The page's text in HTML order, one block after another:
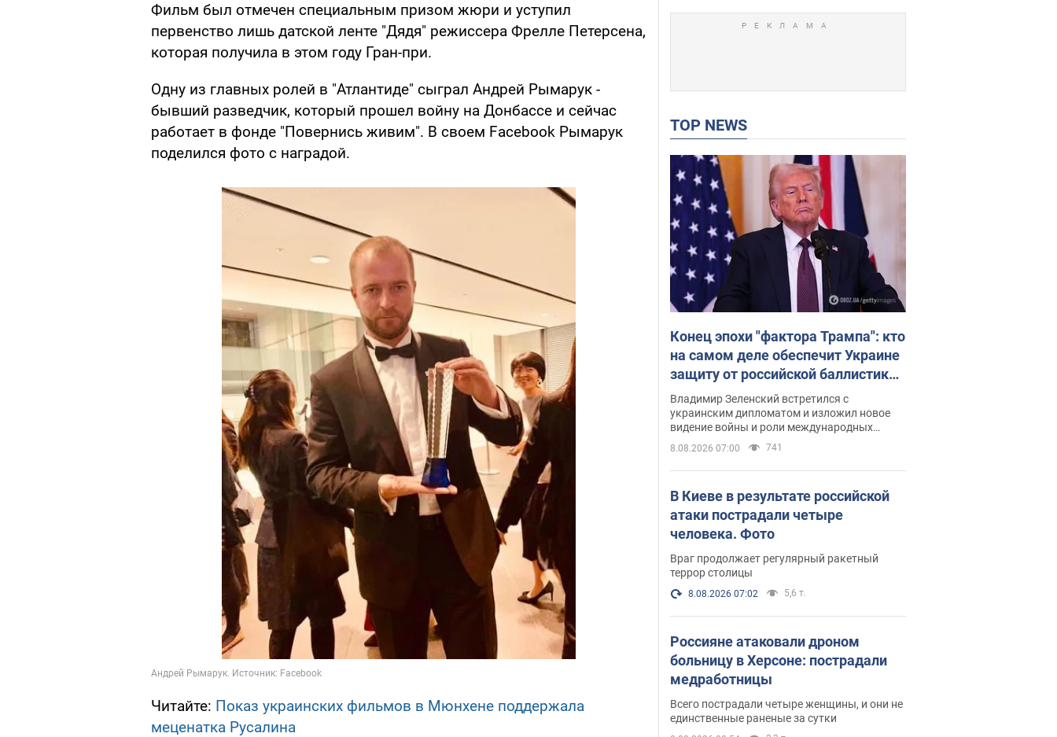
Фильм был отмечен специальным призом жюри и уступил
первенство лишь датской ленте "Дядя" режиссера Фрелле Петерсена,
которая получила в этом году Гран-при.
Одну из главных ролей в "Атлантиде" сыграл Андрей Рымарук -
бывший разведчик, который прошел войну на Донбассе и сейчас
работает в фонде "Повернись живим". В своем Facebook Рымарук
поделился фото с наградой.
Читайте: Показ украинских фильмов в Мюнхене поддержала
меценатка Русалина
TOP NEWS
Конец эпохи "фактора Трампа": кто
на самом деле обеспечит Украине
защиту от российской баллистики.
Интервью с Безсмертным
Владимир Зеленский встретился с
украинским дипломатом и изложил новое
видение войны и роли международных
партнеров в борьбе с Россией
8.08.2026 07:00 741
В Киеве в результате российской
атаки пострадали четыре
человека. Фото
Враг продолжает регулярный ракетный
террор столицы
8.08.2026 07:02 5,6 т.
Россияне атаковали дроном
больницу в Херсоне: пострадали
медработницы
Всего пострадали четыре женщины, и они не
единственные раненые за сутки